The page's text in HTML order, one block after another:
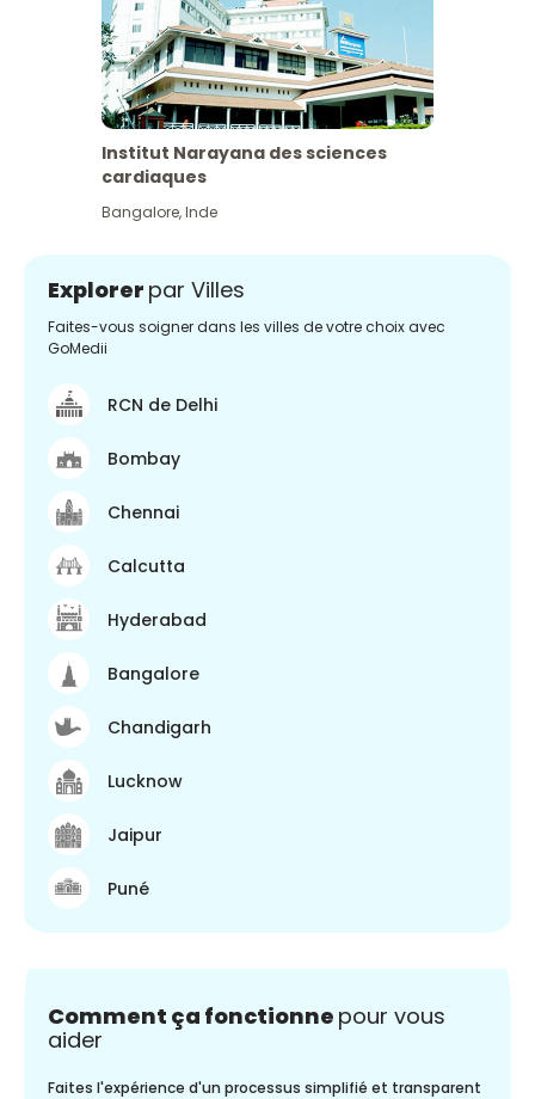
Institut Narayana des sciences
cardiaques
Bangalore,Inde
Explorer par Villes
Faites-vous soigner dans les villes de votre choix avec
GoMedii
RCN de Delhi
Bombay
Chennai
Calcutta
Hyderabad
Bangalore
Chandigarh
Lucknow
Jaipur
Puné
Comment ça fonctionne pour vous
aider
Faites l'expérience d'un processus simplifié et transparent